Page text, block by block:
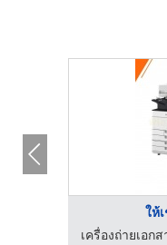
ให้
เครื่องถ่ายเอก